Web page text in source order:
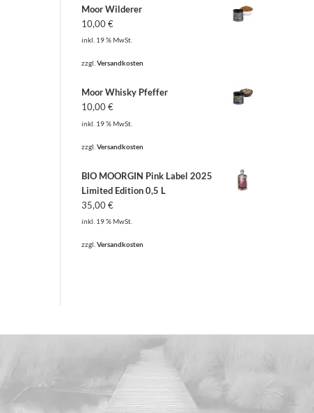
Moor Wilderer
10,00€
inkl. 19 % MwSt.
zzgl.Versandkosten
Moor Whisky Pfeffer
10,00€
inkl. 19 % MwSt.
zzgl. Versandkosten
BIO MOORGIN Pink Label 2025
Limited Edition 0,5 L
35,00€
inkl. 19 % MwSt.
zzgl. Versandkosten